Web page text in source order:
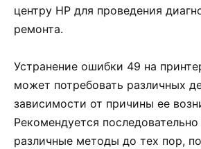
центру HP для проведения
ремонта.
Устранение ошибки 49 на
может потребовать различных
зависимости от причины ее
Рекомендуется
различные методы до тех пор,